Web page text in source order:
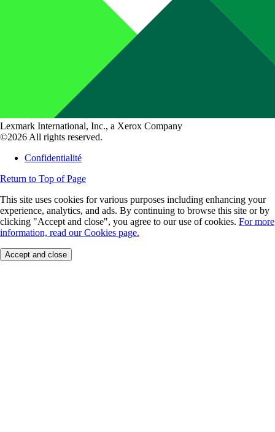
Lexmark International, Inc., a Xerox Company
©2026 All rights reserved.
Confidentialité
Return to Top of Page
This site uses cookies for various purposes including enhancing your
experience, analytics, and ads. By continuing to browse this site or by
clicking "Accept and close", you agree to our use of cookies. For more
information, read our Cookies page.
Accept and close